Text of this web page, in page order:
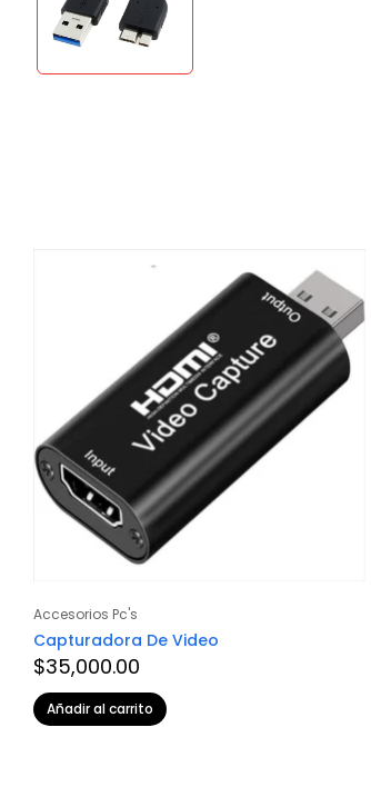
Accesorios Pc's
Capturadora De Video
$35,000.00
Añadir al carrito